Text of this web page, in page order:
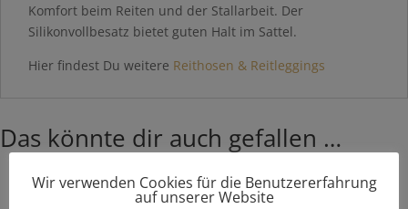
Komfort beim Reiten und der Stallarbeit. Der
Silikonvollbesatz bietet guten Halt im Sattel.
Hier findest Du weitere Reithosen & Reitleggings
Das könnte dir auch gefallen …
Angebot! Angebot!
Wir verwenden Cookies für die Benutzererfahrung
auf unserer Website